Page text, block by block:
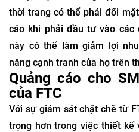
thời trang có thể phải đối
cáo khi phải đầu tư vào các
này có thể làm giảm lợi
năng cạnh tranh của họ trên
Quảng cáo cho
của FTC
Với sự giám sát chặt chẽ từ
trọng hơn trong việc thiết kế